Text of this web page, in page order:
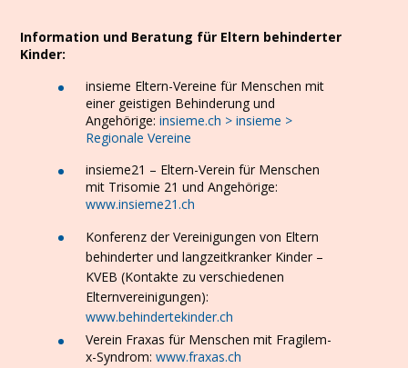
Information und Beratung für Eltern behinderter
Kinder:
insieme Eltern-Vereine für Menschen mit
einer geistigen Behinderung und
Angehörige: insieme.ch > insieme >
Regionale Vereine
insieme21 – Eltern-Verein für Menschen
mit Trisomie 21 und Angehörige:
www.insieme21.ch
Konferenz der Vereinigungen von Eltern
behinderter und langzeitkranker Kinder –
KVEB (Kontakte zu verschiedenen
Elternvereinigungen):
www.behindertekinder.ch
Verein Fraxas für Menschen mit Fragilem-
x-Syndrom: www.fraxas.ch